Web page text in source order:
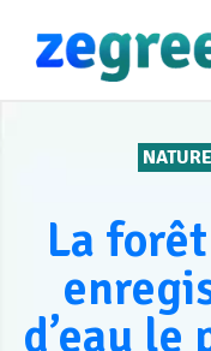
La
d’eau le